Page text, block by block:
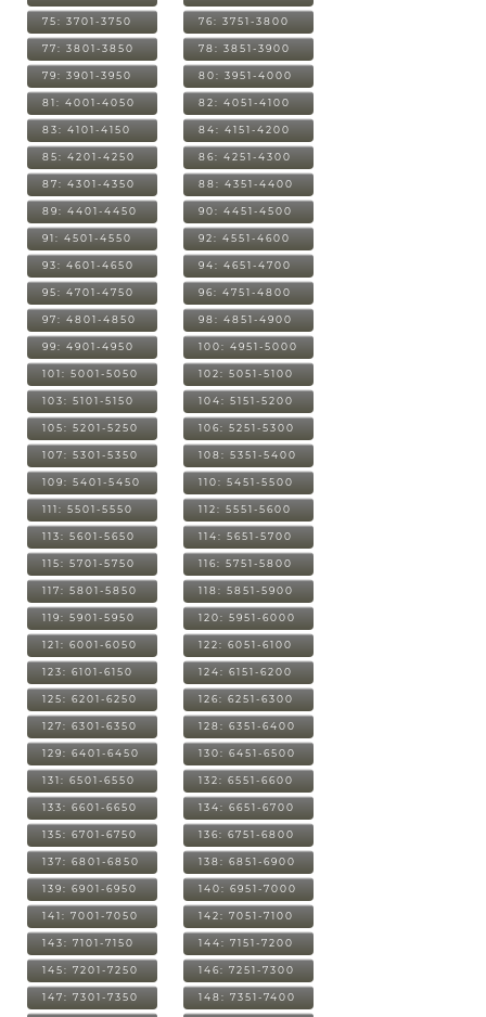
75: 3701-3750 76: 3751-3800
77: 3801-3850 78: 3851-3900
79: 3901-3950 80: 3951-4000
81: 4001-4050 82: 4051-4100
83: 4101-4150 84: 4151-4200
85: 4201-4250 86: 4251-4300
87: 4301-4350 88: 4351-4400
89: 4401-4450 90: 4451-4500
91: 4501-4550 92: 4551-4600
93: 4601-4650 94: 4651-4700
95: 4701-4750 96: 4751-4800
97: 4801-4850 98: 4851-4900
99: 4901-4950 100: 4951-5000
101: 5001-5050 102: 5051-5100
103: 5101-5150 104: 5151-5200
105: 5201-5250 106: 5251-5300
107: 5301-5350 108: 5351-5400
109: 5401-5450 110: 5451-5500
111: 5501-5550 112: 5551-5600
113: 5601-5650 114: 5651-5700
115: 5701-5750 116: 5751-5800
117: 5801-5850 118: 5851-5900
119: 5901-5950 120: 5951-6000
121: 6001-6050 122: 6051-6100
123: 6101-6150 124: 6151-6200
125: 6201-6250 126: 6251-6300
127: 6301-6350 128: 6351-6400
129: 6401-6450 130: 6451-6500
131: 6501-6550 132: 6551-6600
133: 6601-6650 134: 6651-6700
135: 6701-6750 136: 6751-6800
137: 6801-6850 138: 6851-6900
139: 6901-6950 140: 6951-7000
141: 7001-7050 142: 7051-7100
143: 7101-7150 144: 7151-7200
145: 7201-7250 146: 7251-7300
147: 7301-7350 148: 7351-7400